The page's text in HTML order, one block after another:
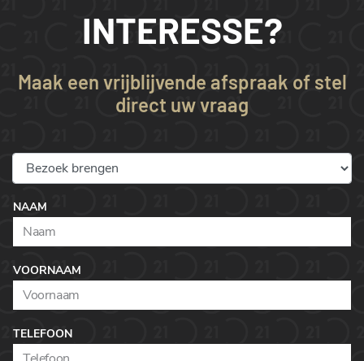
INTERESSE?
Maak een vrijblijvende afspraak of stel
direct uw vraag
NAAM
VOORNAAM
TELEFOON